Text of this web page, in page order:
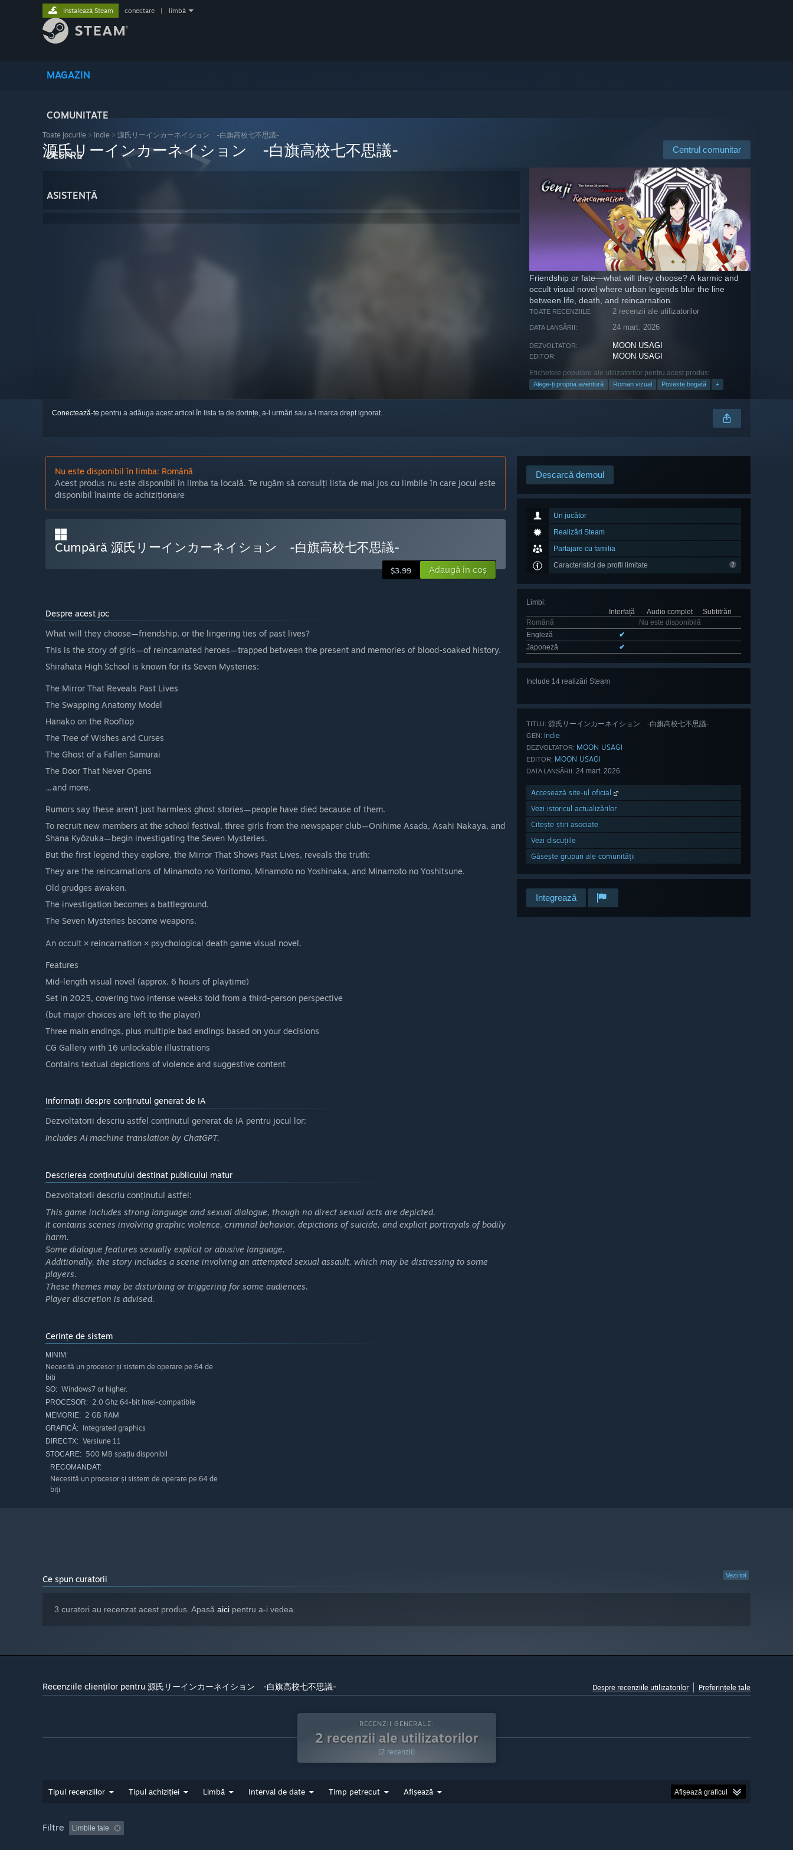
MAGAZIN
COMUNITATE
DESPRE
ASISTENȚĂ
Instalează Steam conectare limbă
Toate jocurile > Indie > 源氏リーインカーネイション -白旗高校七不思議-
Centrul comunitar
源氏リーインカーネイション -白旗高校七不思議-
Friendship or fate—what will they choose? A karmic and
occult visual novel where urban legends blur the line
between life, death, and reincarnation.
TOATE RECENZIILE: 2 recenzii ale utilizatorilor
DATA LANSĂRII: 24 mart. 2026
DEZVOLTATOR: MOON USAGI
EDITOR: MOON USAGI
Etichetele populare ale utilizatorilor pentru acest produs:
Alege-ți propria aventură Roman vizual Poveste bogată +
Conectează-te pentru a adăuga acest articol în lista ta de dorințe, a-l urmări sau a-l marca drept ignorat.
Descarcă demoul
Un jucător
Realizări Steam
Partajare cu familia
Caracteristici de profil limitate
Limbi:
Interfață
Audio complet
Subtitrări
Română
Nu este disponibilă
Engleză
✔
Japoneză
✔
Include 14 realizări Steam
TITLU: 源氏リーインカーネイション -白旗高校七不思議-
GEN: Indie
DEZVOLTATOR: MOON USAGI
EDITOR: MOON USAGI
DATA LANSĂRII: 24 mart. 2026
Accesează site-ul oficial
Vezi istoricul actualizărilor
Citește știri asociate
Vezi discuțiile
Găsește grupuri ale comunității
Integrează
Nu este disponibil în limba: Română
Acest produs nu este disponibil în limba ta locală. Te rugăm să consulți lista de mai jos cu limbile în care jocul este
disponibil înainte de achiziționare
Cumpără 源氏リーインカーネイション -白旗高校七不思議-
$3.99 Adaugă în coș
Despre acest joc
What will they choose—friendship, or the lingering ties of past lives?
This is the story of girls—of reincarnated heroes—trapped between the present and memories of blood-soaked history.
Shirahata High School is known for its Seven Mysteries:
The Mirror That Reveals Past Lives
The Swapping Anatomy Model
Hanako on the Rooftop
The Tree of Wishes and Curses
The Ghost of a Fallen Samurai
The Door That Never Opens
…and more.
Rumors say these aren't just harmless ghost stories—people have died because of them.
To recruit new members at the school festival, three girls from the newspaper club—Onihime Asada, Asahi Nakaya, and
Shana Kyōzuka—begin investigating the Seven Mysteries.
But the first legend they explore, the Mirror That Shows Past Lives, reveals the truth:
They are the reincarnations of Minamoto no Yoritomo, Minamoto no Yoshinaka, and Minamoto no Yoshitsune.
Old grudges awaken.
The investigation becomes a battleground.
The Seven Mysteries become weapons.
An occult × reincarnation × psychological death game visual novel.
Features
Mid-length visual novel (approx. 6 hours of playtime)
Set in 2025, covering two intense weeks told from a third-person perspective
(but major choices are left to the player)
Three main endings, plus multiple bad endings based on your decisions
CG Gallery with 16 unlockable illustrations
Contains textual depictions of violence and suggestive content
Informații despre conținutul generat de IA
Dezvoltatorii descriu astfel conținutul generat de IA pentru jocul lor:
Includes AI machine translation by ChatGPT.
Descrierea conținutului destinat publicului matur
Dezvoltatorii descriu conținutul astfel:
This game includes strong language and sexual dialogue, though no direct sexual acts are depicted.
It contains scenes involving graphic violence, criminal behavior, depictions of suicide, and explicit portrayals of bodily
harm.
Some dialogue features sexually explicit or abusive language.
Additionally, the story includes a scene involving an attempted sexual assault, which may be distressing to some
players.
These themes may be disturbing or triggering for some audiences.
Player discretion is advised.
Cerințe de sistem
MINIM:
Necesită un procesor și sistem de operare pe 64 de
biți
SO: Windows7 or higher.
PROCESOR: 2.0 Ghz 64-bit Intel-compatible
MEMORIE: 2 GB RAM
GRAFICĂ: Integrated graphics
DIRECTX: Versiune 11
STOCARE: 500 MB spațiu disponibil
RECOMANDAT:
Necesită un procesor și sistem de operare pe 64 de
biți
Vezi tot
Ce spun curatorii
3 curatori au recenzat acest produs. Apasă aici pentru a-i vedea.
Recenziile clienților pentru 源氏リーインカーネイション -白旗高校七不思議- Despre recenziile utilizatorilor Preferințele tale
RECENZII GENERALE:
2 recenzii ale utilizatorilor
(2 recenzii)
Tipul recenziilor Tipul achiziției Limbă Interval de date Timp petrecut Afișează Afișează graficul
Filtre Limbile tale